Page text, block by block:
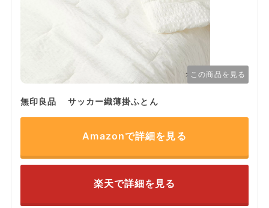
この商品を見る
無印良品 サッカー織薄掛ふとん
Amazonで詳細を見る
楽天で詳細を見る